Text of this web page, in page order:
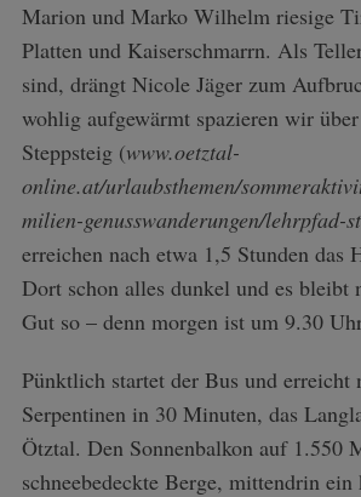
Marion und Marko Wilhelm riesige
Platten und Kaiserschmarrn. Als
sind, drängt Nicole Jäger zum
wohlig aufgewärmt spazieren wir
Steppsteig (www.oetztal-
online.at/urlaubsthemen/
milien-genusswanderungen/lehrpfad-
erreichen nach etwa 1,5 Stunden das
Dort schon alles dunkel und es bleibt
Gut so – denn morgen ist um 9.30
Pünktlich startet der Bus und erreicht
Serpentinen in 30 Minuten, das
Ötztal. Den Sonnenbalkon auf 1.550
schneebedeckte Berge, mittendrin